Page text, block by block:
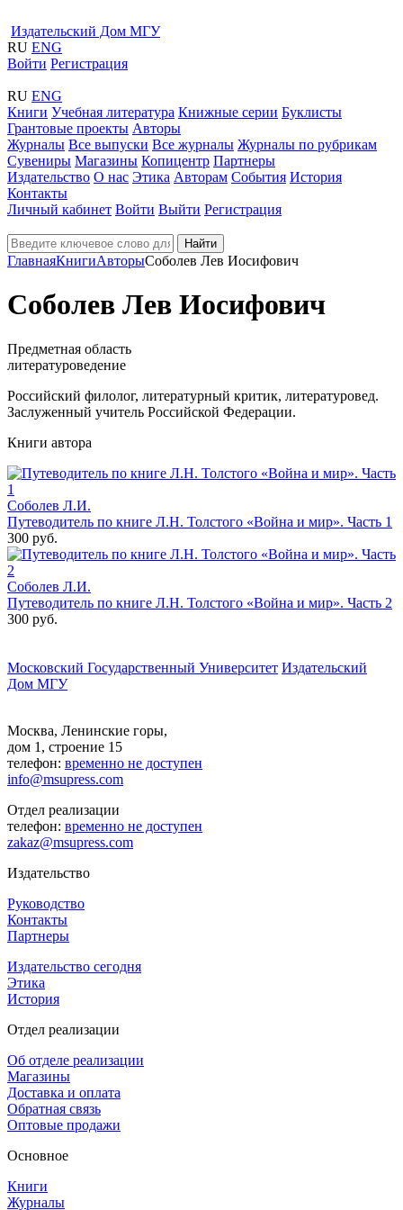
Издательский Дом МГУ
RU ENG
Войти Регистрация
RU ENG
Книги Учебная литература Книжные серии Буклисты
Грантовые проекты Авторы
Журналы Все выпуски Все журналы Журналы по рубрикам
Сувениры Магазины Копицентр Партнеры
Издательство О нас Этика Авторам События История
Контакты
Личный кабинет Войти Выйти Регистрация
Найти
ГлавнаяКнигиАвторыСоболев Лев Иосифович
Соболев Лев Иосифович
Предметная область
литературоведение
Российский филолог, литературный критик, литературовед.
Заслуженный учитель Российской Федерации.
Книги автора
Соболев Л.И.
Путеводитель по книге Л.Н. Толстого «Война и мир». Часть 1
300 руб.
Соболев Л.И.
Путеводитель по книге Л.Н. Толстого «Война и мир». Часть 2
300 руб.
Московский Государственный Университет Издательский
Дом МГУ
Москва, Ленинские горы,
дом 1, строение 15
телефон: временно не доступен
info@msupress.com
Отдел реализации
телефон: временно не доступен
zakaz@msupress.com
Издательство
Руководство
Контакты
Партнеры
Издательство сегодня
Этика
История
Отдел реализации
Об отделе реализации
Магазины
Доставка и оплата
Обратная связь
Оптовые продажи
Основное
Книги
Журналы